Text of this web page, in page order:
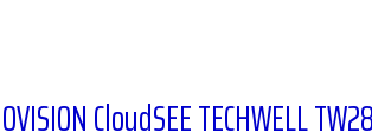
CloudSEE TECHWELL